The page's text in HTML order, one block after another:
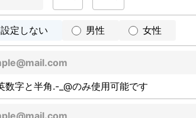
設定しない 男性 女性
数字と半角.-_@のみ使用可能です